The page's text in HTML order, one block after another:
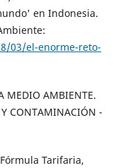
en Indonesia.
03/el-enorme-reto-
MEDIO AMBIENTE.
CONTAMINACIÓN -
Fórmula Tarifaria,